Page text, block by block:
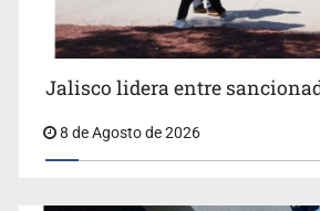
Jalisco lidera entre
8 de Agosto de 2026